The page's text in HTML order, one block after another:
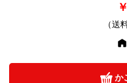
（送
か